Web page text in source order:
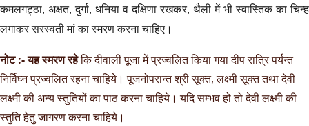
कमलगट्ठा, अक्षत, दुर्गा, धनिया व दक्षिणा रखकर, थैली में भी स्वास्तिक का चिन्ह
लगाकर सरस्वती मां का स्मरण करना चाहिए।
नोट :- यह स्मरण रहेकि दीवाली पूजा में प्रज्वलित किया गया दीप रात्रि पर्यन्त
निर्विघ्न प्रज्वलित रहना चाहिये। पूजनोपरान्त श्री सूक्त, लक्ष्मी सूक्त तथा देवी
लक्ष्मी की अन्य स्तुतियों का पाठ करना चाहिये। यदि सम्भव हो तो देवी लक्ष्मी की
स्तुति हेतु जागरण करना चाहिये।